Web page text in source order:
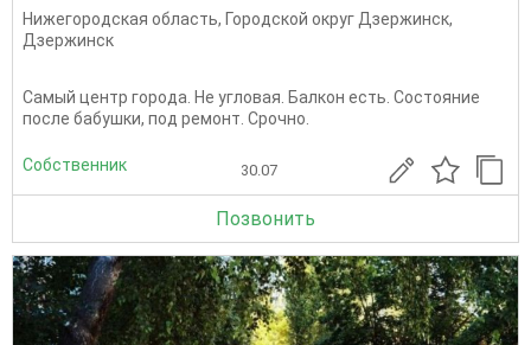
Нижегородская область, Городской округ Дзержинск,
Дзержинск
Самый центр города. Не угловая. Балкон есть. Состояние
после бабушки, под ремонт. Срочно.
Собственник 30.07
Позвонить